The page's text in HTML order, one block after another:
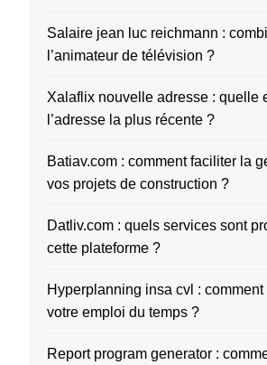
Salaire jean luc reichmann :
l’animateur de télévision ?
Xalaflix nouvelle adresse : quelle
l’adresse la plus récente ?
Batiav.com : comment faciliter la
vos projets de construction ?
Datliv.com : quels services sont
cette plateforme ?
Hyperplanning insa cvl :
votre emploi du temps ?
Report program generator :